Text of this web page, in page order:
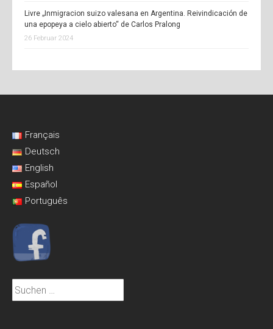
Livre „Inmigracion suizo valesana en Argentina. Reivindicación de
una epopeya a cielo abierto“ de Carlos Pralong
26 Februar 2024
Français
Deutsch
English
Español
Português
Suchen
nach: